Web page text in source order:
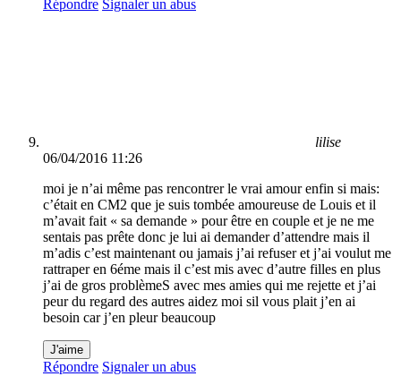
Répondre Signaler un abus
lilise
06/04/2016 11:26
moi je n’ai même pas rencontrer le vrai amour enfin si mais:
c’était en CM2 que je suis tombée amoureuse de Louis et il
m’avait fait « sa demande » pour être en couple et je ne me
sentais pas prête donc je lui ai demander d’attendre mais il
m’adis c’est maintenant ou jamais j’ai refuser et j’ai voulut me
rattraper en 6éme mais il c’est mis avec d’autre filles en plus
j’ai de gros problèmeS avec mes amies qui me rejette et j’ai
peur du regard des autres aidez moi sil vous plait j’en ai
besoin car j’en pleur beaucoup
J'aime
Répondre Signaler un abus